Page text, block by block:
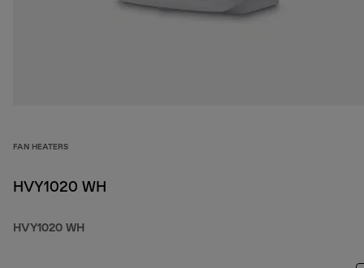
FAN HEATERS
HVY1020 WH
HVY1020 WH